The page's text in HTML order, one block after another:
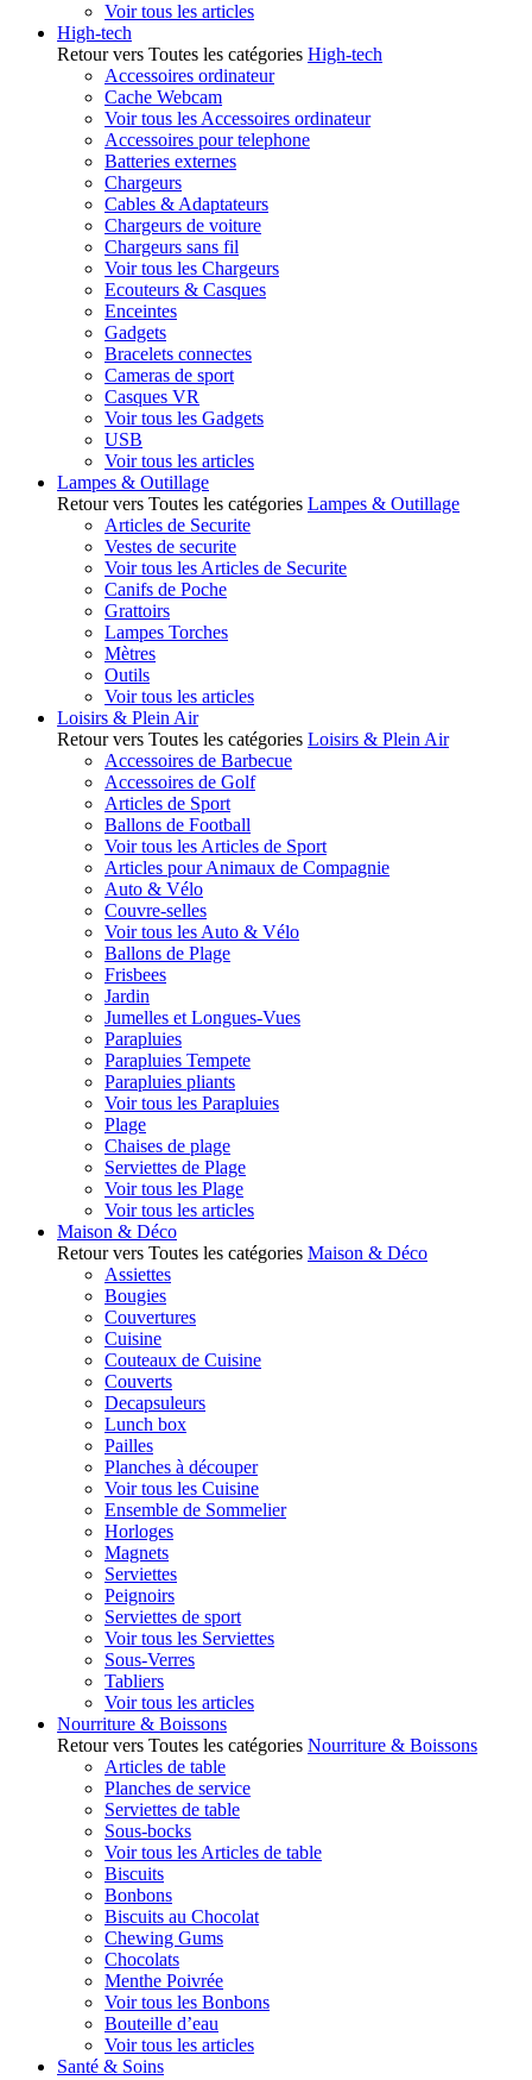
Voir tous les articles
High-tech
Retour vers Toutes les catégories High-tech
Accessoires ordinateur
Cache Webcam
Voir tous les Accessoires ordinateur
Accessoires pour telephone
Batteries externes
Chargeurs
Cables & Adaptateurs
Chargeurs de voiture
Chargeurs sans fil
Voir tous les Chargeurs
Ecouteurs & Casques
Enceintes
Gadgets
Bracelets connectes
Cameras de sport
Casques VR
Voir tous les Gadgets
USB
Voir tous les articles
Lampes & Outillage
Retour vers Toutes les catégories Lampes & Outillage
Articles de Securite
Vestes de securite
Voir tous les Articles de Securite
Canifs de Poche
Grattoirs
Lampes Torches
Mètres
Outils
Voir tous les articles
Loisirs & Plein Air
Retour vers Toutes les catégories Loisirs & Plein Air
Accessoires de Barbecue
Accessoires de Golf
Articles de Sport
Ballons de Football
Voir tous les Articles de Sport
Articles pour Animaux de Compagnie
Auto & Vélo
Couvre-selles
Voir tous les Auto & Vélo
Ballons de Plage
Frisbees
Jardin
Jumelles et Longues-Vues
Parapluies
Parapluies Tempete
Parapluies pliants
Voir tous les Parapluies
Plage
Chaises de plage
Serviettes de Plage
Voir tous les Plage
Voir tous les articles
Maison & Déco
Retour vers Toutes les catégories Maison & Déco
Assiettes
Bougies
Couvertures
Cuisine
Couteaux de Cuisine
Couverts
Decapsuleurs
Lunch box
Pailles
Planches à découper
Voir tous les Cuisine
Ensemble de Sommelier
Horloges
Magnets
Serviettes
Peignoirs
Serviettes de sport
Voir tous les Serviettes
Sous-Verres
Tabliers
Voir tous les articles
Nourriture & Boissons
Retour vers Toutes les catégories Nourriture & Boissons
Articles de table
Planches de service
Serviettes de table
Sous-bocks
Voir tous les Articles de table
Biscuits
Bonbons
Biscuits au Chocolat
Chewing Gums
Chocolats
Menthe Poivrée
Voir tous les Bonbons
Bouteille d’eau
Voir tous les articles
Santé & Soins